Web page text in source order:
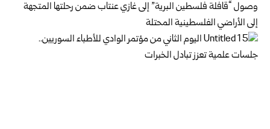
وصول “قافلة فلسطين البرية” إلى غازي عنتاب ضمن رحلتها المتجهة
إلى الأراضي الفلسطينية المحتلة